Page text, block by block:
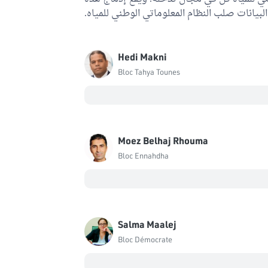
البيانات صلب النظام المعلوماتي الوطني للمياه.
Hedi Makni
Bloc Tahya Tounes
Moez Belhaj Rhouma
Bloc Ennahdha
Salma Maalej
Bloc Démocrate